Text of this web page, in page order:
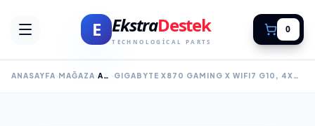
E EkstraDestek
TECHNOLOGICAL PARTS
0
ANASAYFA MAĞAZA ANAKART GIGABYTE X870 GAMING X WIFI7 G10, 4XDDR5, 3XM.2, DP, HDMI, TYPE-C, WI-FI 7E, BLUETOOTH 5.4, AM5 SOKET GAMING ANAKART